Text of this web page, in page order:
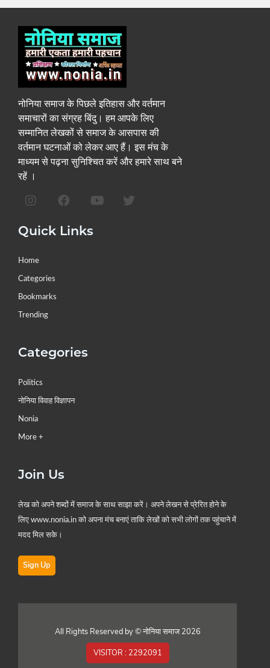
नोनिया समाज के पिछले इतिहास और वर्तमान
समाचारों का संग्रह बिंदु। हम आपके लिए
सम्मानित लेखकों से समाज के आसपास की
वर्तमान घटनाओं को लेकर आए हैं। इस मंच के
माध्यम से पढ़ना सुनिश्चित करें और हमारे साथ बने
रहें ।
Quick Links
Home
Categories
Bookmarks
Trending
Categories
Politics
नोनिया विवाह विज्ञापन
Nonia
More +
Join Us
लेख को अपने शब्दों में समाज के साथ साझा करें। अपने लेखन से प्रेरित होने के
लिए www.nonia.in को अपना मंच बनाएं ताकि लेखों को सभी लोगों तक पहुंचाने में
मदद मिल सके।
Sign Up
All Rights Reserved by © नोनिया समाज 2026
VISITOR : 2292091